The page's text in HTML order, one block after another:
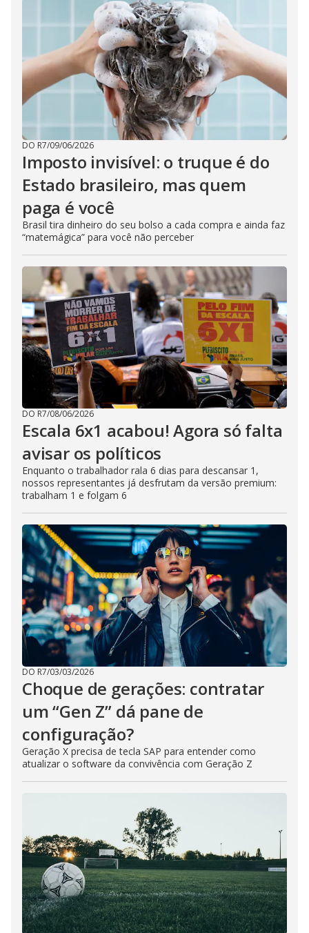
DO R7/09/06/2026
Imposto invisível: o truque é do
Estado brasileiro, mas quem
paga é você
Brasil tira dinheiro do seu bolso a cada compra e ainda faz
“matemágica” para você não perceber
DO R7/08/06/2026
Escala 6x1 acabou! Agora só falta
avisar os políticos
Enquanto o trabalhador rala 6 dias para descansar 1,
nossos representantes já desfrutam da versão premium:
trabalham 1 e folgam 6
DO R7/03/03/2026
Choque de gerações: contratar
um “Gen Z” dá pane de
configuração?
Geração X precisa de tecla SAP para entender como
atualizar o software da convivência com Geração Z